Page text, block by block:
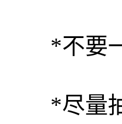
*不要一
*尽量抽